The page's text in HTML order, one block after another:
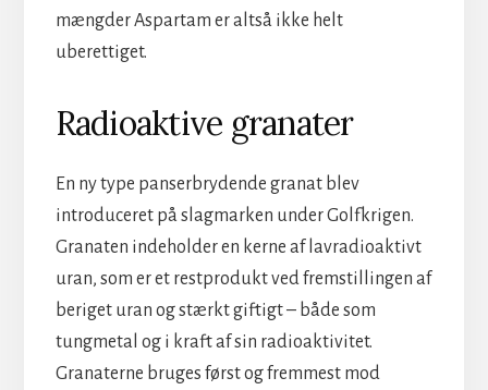
mængder Aspartam er altså ikke helt
uberettiget.
Radioaktive granater
En ny type panserbrydende granat blev
introduceret på slagmarken under Golfkrigen.
Granaten indeholder en kerne af lavradioaktivt
uran, som er et restprodukt ved fremstillingen af
beriget uran og stærkt giftigt – både som
tungmetal og i kraft af sin radioaktivitet.
Granaterne bruges først og fremmest mod